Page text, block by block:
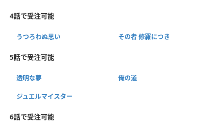
4話で受注可能
うつろわぬ思い その者 修羅につき
5話で受注可能
透明な夢 俺の道
ジュエルマイスター
6話で受注可能